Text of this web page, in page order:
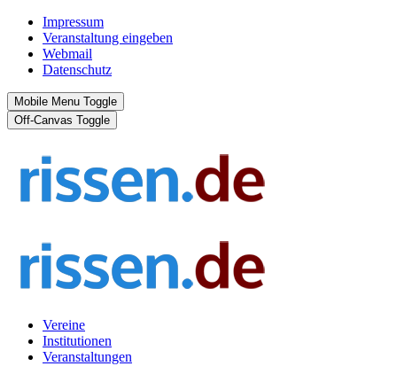
Impressum
Veranstaltung eingeben
Webmail
Datenschutz
Mobile Menu Toggle
Off-Canvas Toggle
Vereine
Institutionen
Veranstaltungen